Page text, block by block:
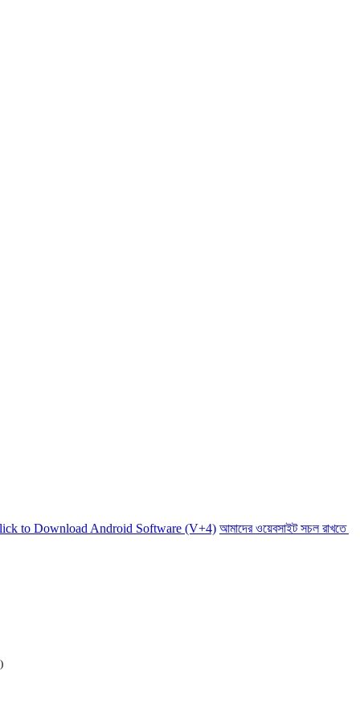
Android Software (V+4) আমাদের ওয়েবসাইট সচল রাখতে